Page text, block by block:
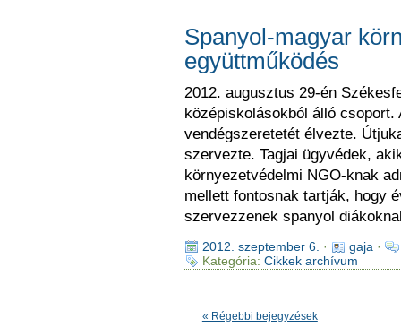
Spanyol-magyar
együttműködés
2012. augusztus 29-én
középiskolásokból álló csoport.
vendégszeretetét élvezte.
szervezte. Tagjai ügyvédek,
környezetvédelmi NGO-knak
mellett fontosnak tartják, hogy
szervezzenek spanyol
2012. szeptember 6. · gaja ·
Kategória: Cikkek archívum
« Régebbi bejegyzések